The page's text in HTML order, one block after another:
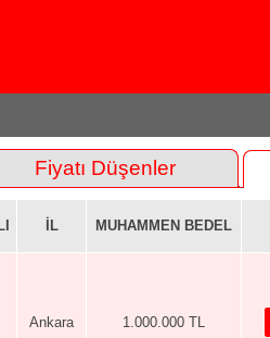
Fiyatı Düşenler
İL MUHAMMEN BEDEL
Ankara 1.000.000 TL